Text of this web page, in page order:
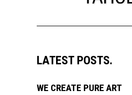
LATEST POSTS.
WE CREATE PURE ART